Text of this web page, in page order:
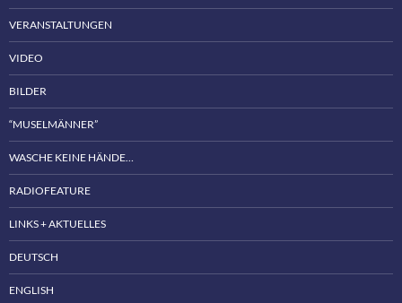
VERANSTALTUNGEN
VIDEO
BILDER
“MUSELMÄNNER”
WASCHE KEINE HÄNDE…
RADIOFEATURE
LINKS + AKTUELLES
DEUTSCH
ENGLISH